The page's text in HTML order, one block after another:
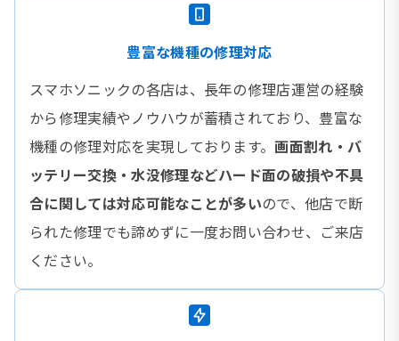
豊富な機種の修理対応
スマホソニックの各店は、長年の修理店運営の経験
から修理実績やノウハウが蓄積されており、豊富な
機種の修理対応を実現しております。画面割れ・バ
ッテリー交換・水没修理などハード面の破損や不具
合に関しては対応可能なことが多いので、他店で断
られた修理でも諦めずに一度お問い合わせ、ご来店
ください。